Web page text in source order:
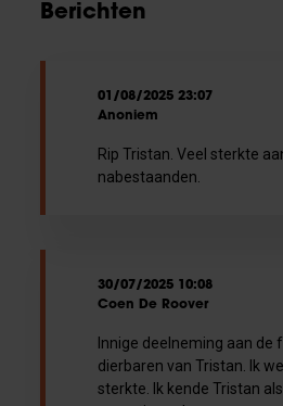
Berichten
01/08/2025 23:07
Anoniem
Rip Tristan. Veel sterkte
nabestaanden.
30/07/2025 10:08
Coen De Roover
Innige deelneming aan de
dierbaren van Tristan. Ik
sterkte. Ik kende Tristan